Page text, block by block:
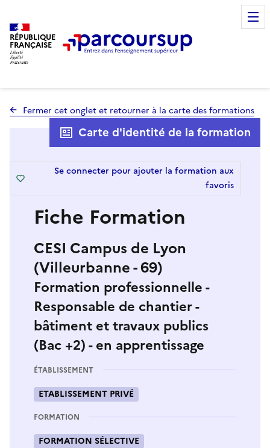
RÉPUBLIQUE
FRANÇAISE
Fermer cet onglet et retourner à la carte des formations
Fiche Formation
CESI Campus de Lyon
(Villeurbanne - 69)
Formation professionnelle -
Responsable de chantier -
bâtiment et travaux publics
(Bac +2) - en apprentissage
Carte d'identité de la formation
Se connecter pour ajouter la formation aux
favoris
ÉTABLISSEMENT
ETABLISSEMENT PRIVÉ
FORMATION
FORMATION SÉLECTIVE